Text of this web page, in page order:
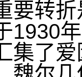
要转
1930
集了